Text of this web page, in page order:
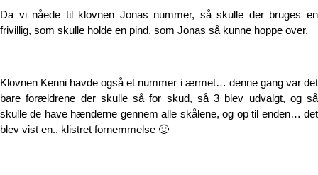
Da vi nåede til klovnen Jonas nummer, så skulle der bruges en
frivillig, som skulle holde en pind, som Jonas så kunne hoppe over.
Klovnen Kenni havde også et nummer i ærmet… denne gang var det
bare forældrene der skulle så for skud, så 3 blev udvalgt, og så
skulle de have hænderne gennem alle skålene, og op til enden… det
blev vist en.. klistret fornemmelse 🙂